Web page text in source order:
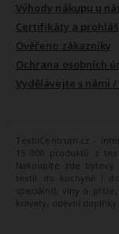
Výhody nákupu u
Certifikáty a
Ověřeno zákazníky
Ochrana osobních
Vydělávejte s námi
TextilCentrum.cz -
15 000 produktů z
Nakoupíte zde bytový
textil do kuchyně i
speciální), vlny a
kravaty, oděvní